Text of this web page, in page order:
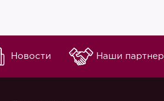
Новости Наши